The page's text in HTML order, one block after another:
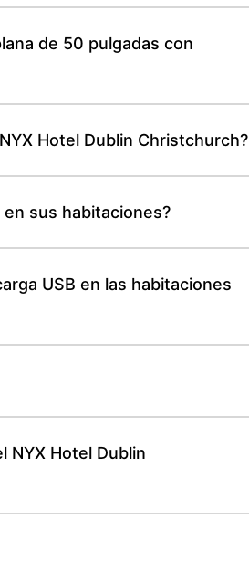
de 50 pulgadas con
Hotel Dublin Christchurch?
sus habitaciones?
USB en las habitaciones
NYX Hotel Dublin